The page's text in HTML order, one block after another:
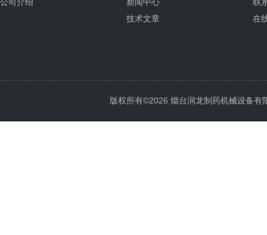
技术文章
在
版权所有©2026 烟台润龙制药机械设备